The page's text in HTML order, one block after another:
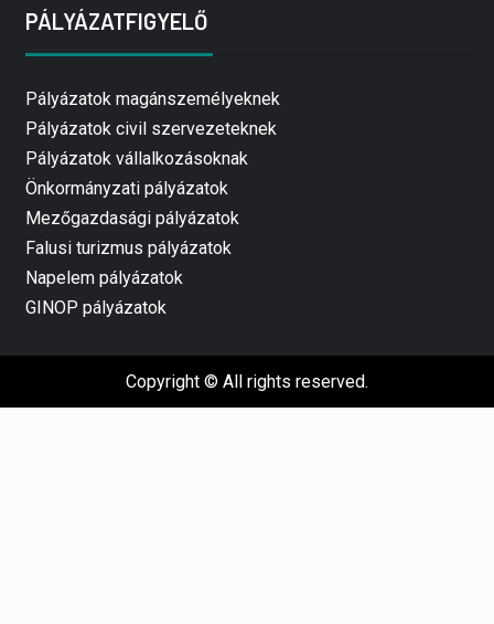
PÁLYÁZATFIGYELŐ
Pályázatok magánszemélyeknek
Pályázatok civil szervezeteknek
Pályázatok vállalkozásoknak
Önkormányzati pályázatok
Mezőgazdasági pályázatok
Falusi turizmus pályázatok
Napelem pályázatok
GINOP pályázatok
Copyright © All rights reserved.